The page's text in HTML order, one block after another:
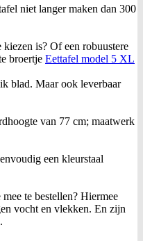
niet langer maken dan 300
is? Of een robuustere
broertje Eettafel model 5 XL
blad. Maar ook leverbaar
van 77 cm; maatwerk
een kleurstaal
te bestellen? Hiermee
vocht en vlekken. En zijn